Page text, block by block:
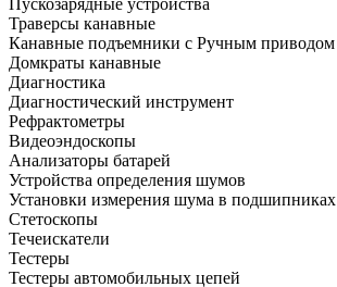
Пускозарядные устройства
Траверсы канавные
Канавные подъемники с Ручным приводом
Домкраты канавные
Диагностика
Диагностический инструмент
Рефрактометры
Видеоэндоскопы
Анализаторы батарей
Устройства определения шумов
Установки измерения шума в подшипниках
Стетоскопы
Течеискатели
Тестеры
Тестеры автомобильных цепей